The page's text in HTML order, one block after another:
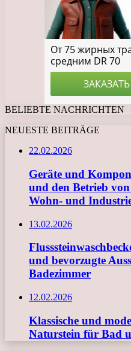
BELIEBTE NACHRICHTEN
NEUESTE BEITRÄGE
22.02.2026
Geräte und
und den Betrieb
Wohn- und
13.02.2026
und bevorzugte
Badezimmer
12.02.2026
Klassische und
Naturstein für Bad